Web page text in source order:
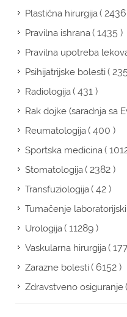
Plastična hirurgija(
Pravilna ishrana( 1435 )
Pravilna upotreba
Psihijatrijske bolesti(
Radiologija( 431 )
Rak dojke (saradnja sa
Reumatologija( 400 )
Sportska medicina(
Stomatologija( 2382 )
Transfuziologija( 42 )
Tumačenje
Urologija( 11289 )
Vaskularna hirurgija(
Zarazne bolesti( 6152 )
Zdravstveno osiguranje